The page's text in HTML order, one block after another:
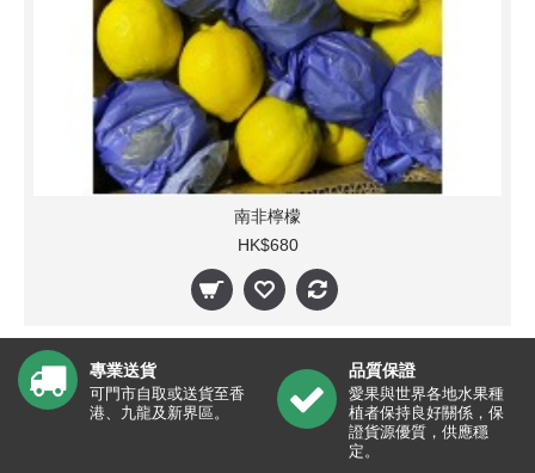
南非檸檬
HK$680
專業送貨
可門市自取或送貨至香
港、九龍及新界區。
品質保證
愛果與世界各地水果種
植者保持良好關係，保
證貨源優質，供應穩
定。